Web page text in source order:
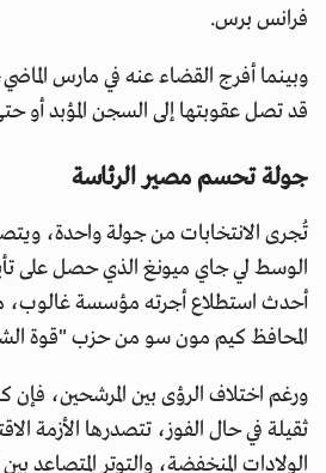
فرانس برس.
وبينما أفرج القضاء عنه في مارس
قد تصل عقوبتها إلى السجن المؤبد أو
جولة تحسم مصير الرئاسة
تُجرى الانتخابات من جولة واحدة،
أحدث استطلاع أجرته مؤسسة غالوب،
المحافظ كيم مون سو من حزب "قوة
ورغم اختلاف الرؤى بين المرشحين،
ثقيلة في حال الفوز، تتصدرها الأزمة
الولادات المنخفضة، والتوتر المتصاعد